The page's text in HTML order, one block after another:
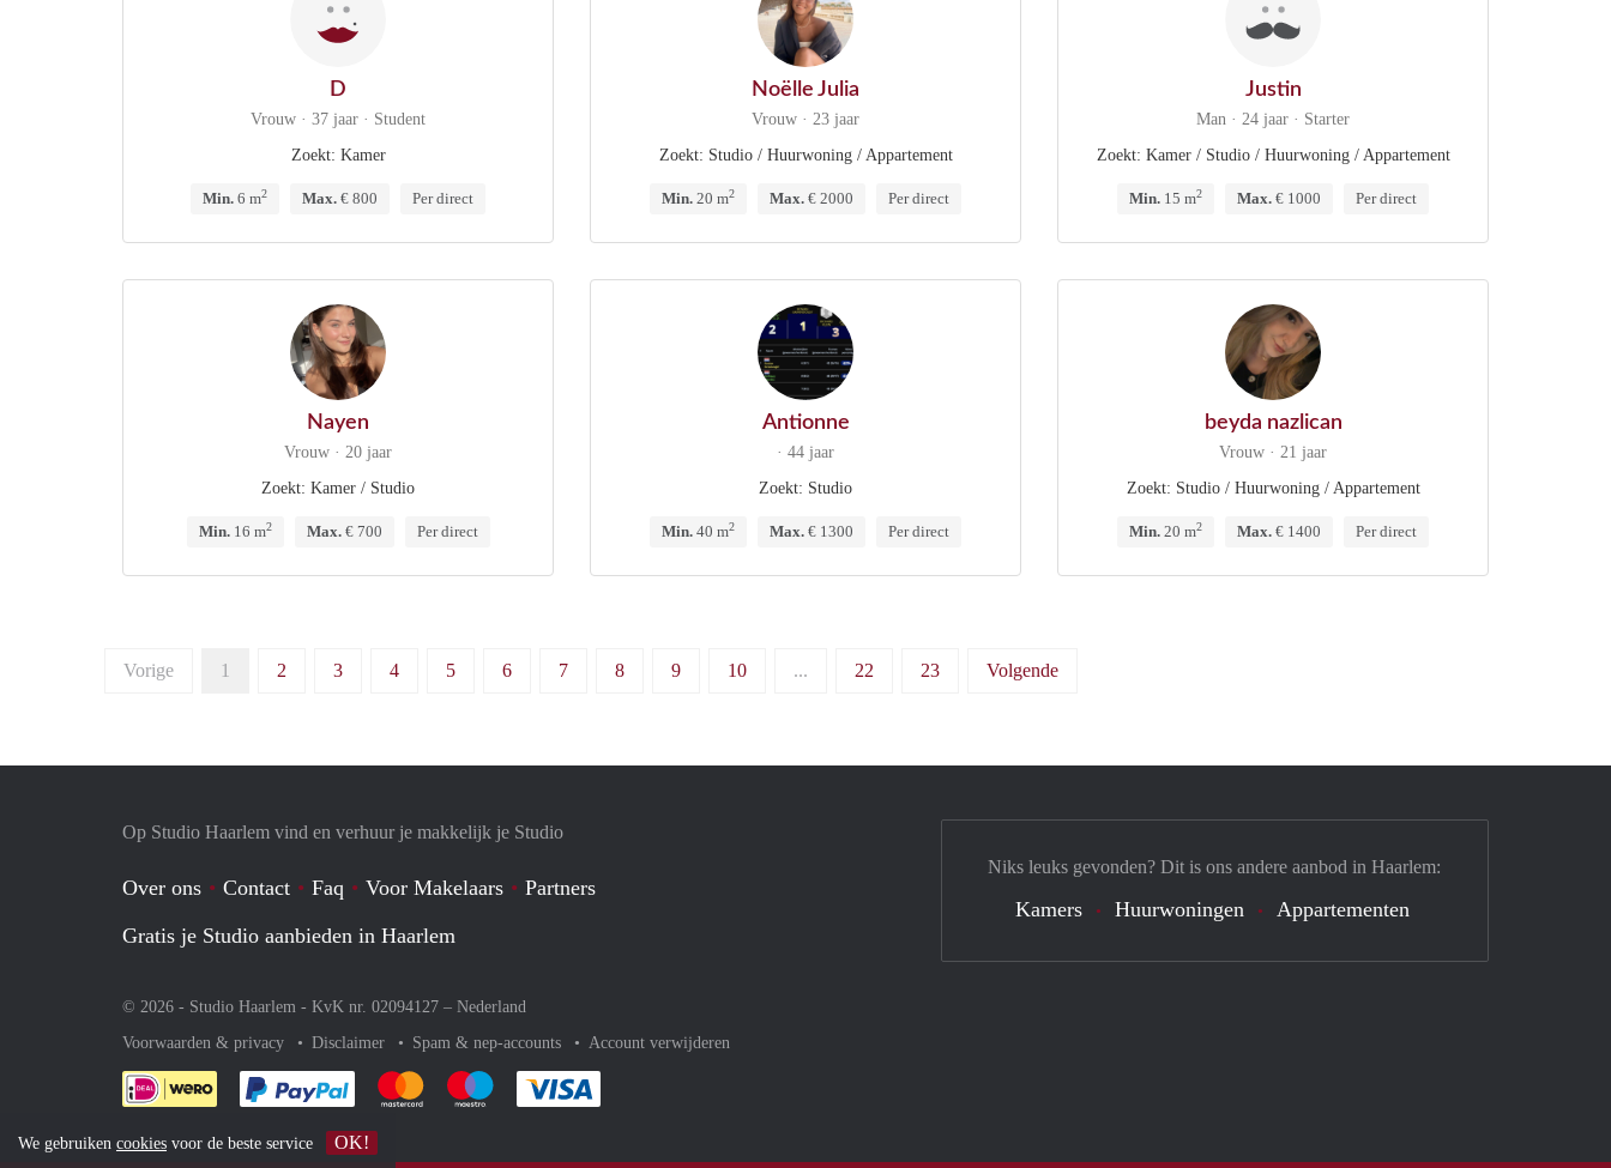
D
Vrouw · 37 jaar · Student
Zoekt: Kamer
Min. 6 m2 Max. € 800 Per direct
Noëlle Julia
Vrouw · 23 jaar
Zoekt: Studio / Huurwoning / Appartement
Min. 20 m2 Max. € 2000 Per direct
Justin
Man · 24 jaar · Starter
Zoekt: Kamer / Studio / Huurwoning / Appartement
Min. 15 m2 Max. € 1000 Per direct
Nayen
Vrouw · 20 jaar
Zoekt: Kamer / Studio
Min.16 m2 Max.€ 700 Per direct
Antionne
· 44 jaar
Zoekt: Studio
Min. 40 m2 Max. € 1300 Per direct
beyda nazlican
Vrouw · 21 jaar
Zoekt: Studio / Huurwoning / Appartement
Min. 20 m2 Max. € 1400 Per direct
Vorige 1 2 3 4 5 6 7 8 9 10 ... 22 23 Volgende
Op Studio Haarlem vind en verhuur je makkelijk je Studio
Over ons Contact Faq Voor Makelaars
Partners
Gratis je Studio aanbieden in Haarlem
© 2026 - Studio Haarlem - KvK nr. 02094127 – Nederland
Voorwaarden & privacy
Disclaimer Spam & nep-accounts Account verwijderen
Je rekent gemakkelijk af met Paypal
Je rekent gemakkelijk af met Mastercard
Je rekent gemakkelijk af met Meastro
Niks leuks gevonden? Dit is ons andere aanbod in Haarlem:
Kamers Huurwoningen Appartementen
We gebruiken cookies voor de beste service OK!